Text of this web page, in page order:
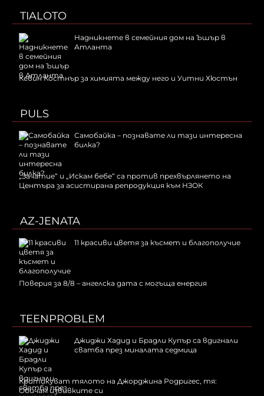
TIALOTO
Надникнете в семейния дом на Ъшър в
Атланта
Кевин Костнър за химията между него и Уитни Хюстън
PULS
Самобайка – познавате ли тази интересна
билка?
„Зачатие“ и „Искам бебе“ са против прехвърлянето на
Центъра за асистирана репродукция към НЗОК
AZ-JENATA
11 красиви цветя за късмет и благополучие
Поверия за 8/8 – ангелска дата с могъща енергия
TEENPROBLEM
Джиджи Хадид и Брадли Купър са вдигнали
сватба през миналата седмица
Критикуват тялото на Джорджина Родригес, тя:
Обичам извивките си